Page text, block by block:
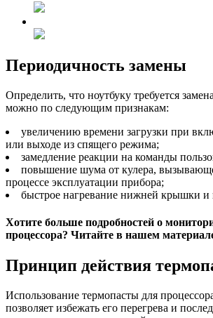
Периодичность замены
Определить, что ноутбуку требуется
можно по следующим признакам:
увеличению времени загрузки при
или выходе из спящего режима;
замедление реакции на команды
повышение шума от кулера,
процессе эксплуатации прибора;
быстрое нагревание нижней крышки и
Хотите больше подробностей о
процессора? Читайте в нашем
Принцип действия
Использование термопасты для
позволяет избежать его перегрева и